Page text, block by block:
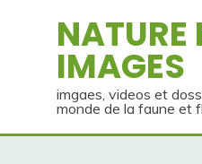
NATURE
IMAGES
imgaes, videos et
monde de la faune et